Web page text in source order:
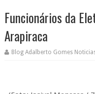
Funcionários da
Arapiraca
Blog Adalberto Gomes